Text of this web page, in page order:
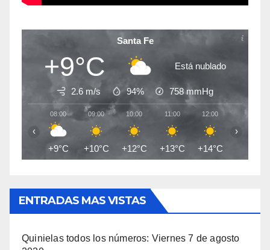
Santa Fe
+9°C Está nublado
2.6 m/s 94% 758mmHg
08:00
+9°C
09:00
+10°C
10:00
+12°C
11:00
+13°C
12:00
+14°C
13:00
‹ ›
ENTRADAS MAS VISTAS
Quinielas todos los números: Viernes 7 de agosto